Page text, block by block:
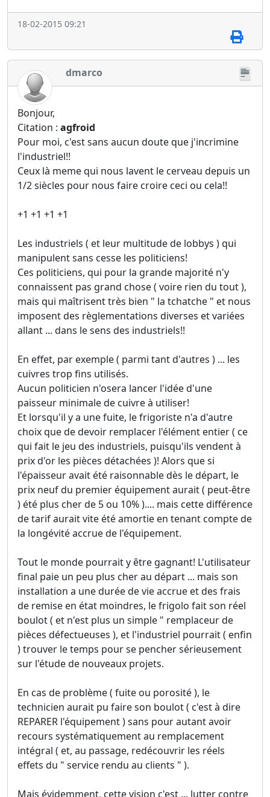
18-02-2015 09:21
dmarco
Bonjour,
Citation : agfroid
Pour moi, c'est sans aucun doute que j'incrimine
l'industriel!!
Ceux là meme qui nous lavent le cerveau depuis un
1/2 siècles pour nous faire croire ceci ou cela!!
+1 +1 +1 +1
Les industriels ( et leur multitude de lobbys ) qui
manipulent sans cesse les politiciens!
Ces politiciens, qui pour la grande majorité n'y
connaissent pas grand chose ( voire rien du tout ),
mais qui maîtrisent très bien " la tchatche " et nous
imposent des règlementations diverses et variées
allant ... dans le sens des industriels!!
En effet, par exemple ( parmi tant d'autres ) ... les
cuivres trop fins utilisés.
Aucun politicien n'osera lancer l'idée d'une
paisseur minimale de cuivre à utiliser!
Et lorsqu'il y a une fuite, le frigoriste n'a d'autre
choix que de devoir remplacer l'élément entier ( ce
qui fait le jeu des industriels, puisqu'ils vendent à
prix d'or les pièces détachées )! Alors que si
l'épaisseur avait été raisonnable dès le départ, le
prix neuf du premier équipement aurait ( peut-être
) été plus cher de 5 ou 10% ).... mais cette différence
de tarif aurait vite été amortie en tenant compte de
la longévité accrue de l'équipement.
Tout le monde pourrait y être gagnant! L'utilisateur
final paie un peu plus cher au départ ... mais son
installation a une durée de vie accrue et des frais
de remise en état moindres, le frigolo fait son réel
boulot ( et n'est plus un simple " remplaceur de
pièces défectueuses ), et l'industriel pourrait ( enfin
) trouver le temps pour se pencher sérieusement
sur l'étude de nouveaux projets.
En cas de problème ( fuite ou porosité ), le
technicien aurait pu faire son boulot ( c'est à dire
REPARER l'équipement ) sans pour autant avoir
recours systématiquement au remplacement
intégral ( et, au passage, redécouvrir les réels
effets du " service rendu au clients " ).
Mais évidemment, cette vision c'est ... lutter contre